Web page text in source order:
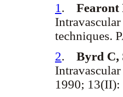
1 . Fearont
techniques.
2. Byrd C,
1990; 13(II):